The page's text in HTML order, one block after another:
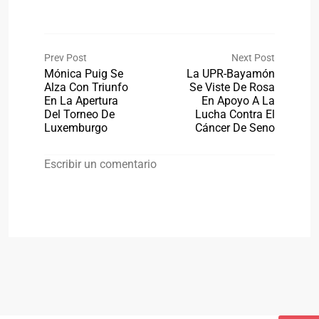
Prev Post
Mónica Puig Se
Alza Con Triunfo
En La Apertura
Del Torneo De
Luxemburgo
Next Post
La UPR-Bayamón
Se Viste De Rosa
En Apoyo A La
Lucha Contra El
Cáncer De Seno
Escribir un comentario